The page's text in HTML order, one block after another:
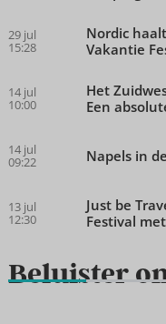
29 jul
15:28
Nordic
Vakantie
14 jul
10:00
Het
Een
14 jul
09:22 Napels in
13 jul
12:30
Just be
Festival
Beluister